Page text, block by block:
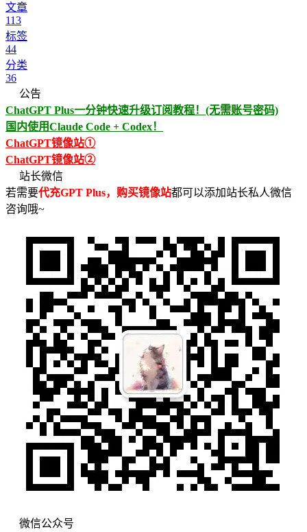
文章
113
标签
44
分类
36
公告
ChatGPT Plus一分钟快速升级订阅教程！(无需账号密码)
国内使用Claude Code + Codex！
ChatGPT镜像站①
ChatGPT镜像站②
站长微信
若需要代充GPT Plus，购买镜像站都可以添加站长私人微信
咨询哦~
微信公众号